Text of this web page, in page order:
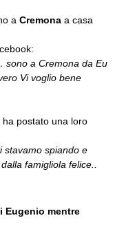
a Cremona a casa
sono a Cremona da Eu
Vi voglio bene
postato una loro
stavamo spiando e
famigliola felice..
Eugenio mentre